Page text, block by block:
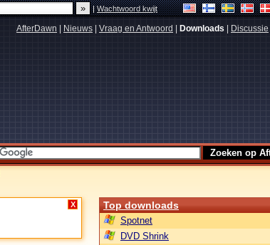
|Wachtwoord kwijt
AfterDawn Nieuws Vraag en Antwoord Downloads Discussie
X Top downloads
Spotnet
DVD Shrink